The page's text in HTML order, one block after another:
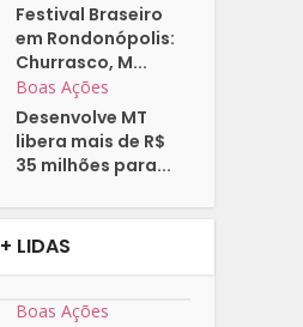
Festival Braseiro
em Rondonópolis:
Churrasco, M...
Boas Ações
Desenvolve MT
libera mais de R$
35 milhões para...
+ LIDAS
Boas Ações